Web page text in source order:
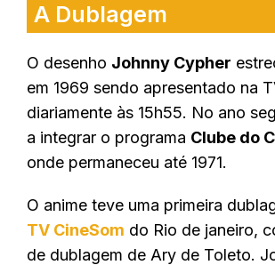
A Dublagem
O desenho Johnny Cypher
em 1969 sendo apresentado na
diariamente às 15h55. No ano
a integrar o programa Clube do
onde permaneceu até 1971.
O anime teve uma primeira
TV CineSom do Rio de janeiro,
de dublagem de Ary de Toleto.